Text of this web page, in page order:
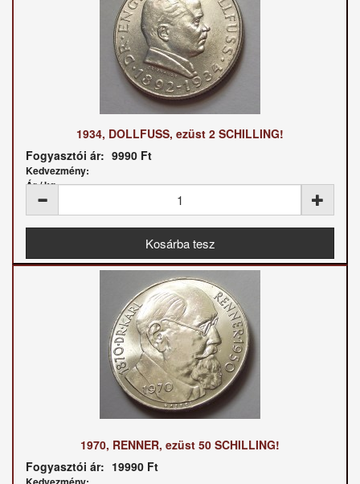
1934, DOLLFUSS, ezüst 2 SCHILLING!
Fogyasztói ár: 9990 Ft
Kedvezmény:
Ár / kg:
1970, RENNER, ezüst 50 SCHILLING!
Fogyasztói ár: 19990 Ft